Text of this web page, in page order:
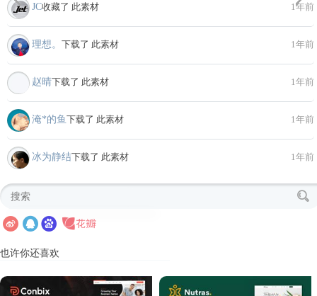
JC收藏了 此素材 1年前
理想。 下载了 此素材 1年前
赵晴下载了 此素材 1年前
淹*的鱼下载了 此素材 1年前
冰为静结下载了 此素材 1年前
也许你还喜欢